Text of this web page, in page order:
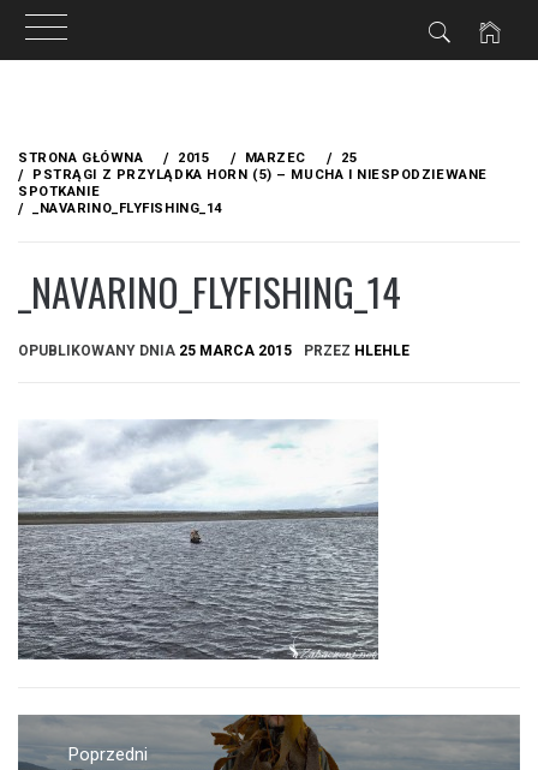
treści
STRONA GŁÓWNA 2015 MARZEC
25
PSTRĄGI Z PRZYLĄDKA HORN (5) – MUCHA I NIESPODZIEWANE
SPOTKANIE
_NAVARINO_FLYFISHING_14
_NAVARINO_FLYFISHING_14
OPUBLIKOWANY DNIA 25 MARCA 2015 PRZEZ HLEHLE
Nawigacja
Poprzedni